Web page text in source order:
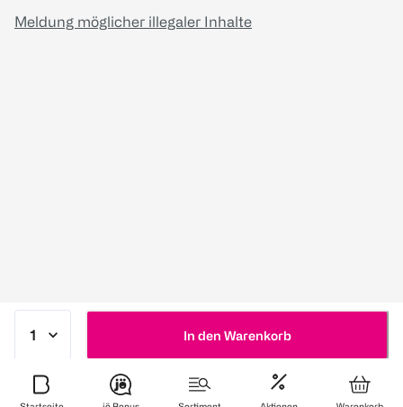
In den Warenkorb
Meldung möglicher illegaler Inhalte